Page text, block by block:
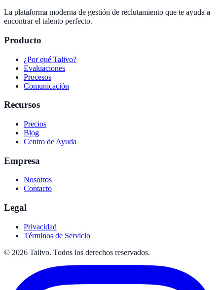
La plataforma moderna de gestión de reclutamiento que te ayuda a
encontrar el talento perfecto.
Producto
¿Por qué Talivo?
Evaluaciones
Procesos
Comunicación
Recursos
Precios
Blog
Centro de Ayuda
Empresa
Nosotros
Contacto
Legal
Privacidad
Términos de Servicio
© 2026 Talivo. Todos los derechos reservados.